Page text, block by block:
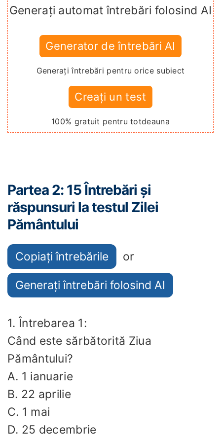
Generați automat întrebări folosind AI
Generator de întrebări AI
Generați întrebări pentru orice subiect
Creați un test
100% gratuit pentru totdeauna
Partea 2: 15 Întrebări și
răspunsuri la testul Zilei
Pământului
Copiați întrebările or
Generați întrebări folosind AI
1. Întrebarea 1:
Când este sărbătorită Ziua
Pământului?
A. 1 ianuarie
B. 22 aprilie
C. 1 mai
D. 25 decembrie